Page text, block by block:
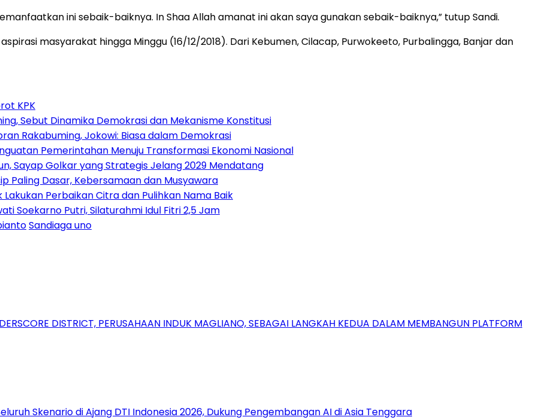
ini sebaik-baiknya. In Shaa Allah amanat ini akan saya gunakan sebaik-baiknya,” tutup Sandi.
masyarakat hingga Minggu (16/12/2018). Dari Kebumen, Cilacap, Purwokeeto, Purbalingga, Banjar dan
KPK
Sebut Dinamika Demokrasi dan Mekanisme Konstitusi
Rakabuming, Jokowi: Biasa dalam Demokrasi
Pemerintahan Menuju Transformasi Ekonomi Nasional
Sayap Golkar yang Strategis Jelang 2029 Mendatang
Paling Dasar, Kebersamaan dan Musyawara
Perbaikan Citra dan Pulihkan Nama Baik
Soekarno Putri, Silaturahmi Idul Fitri 2,5 Jam
Sandiaga uno
DISTRICT, PERUSAHAAN INDUK MAGLIANO, SEBAGAI LANGKAH KEDUA DALAM MEMBANGUN PLATFORM
Skenario di Ajang DTI Indonesia 2026, Dukung Pengembangan AI di Asia Tenggara